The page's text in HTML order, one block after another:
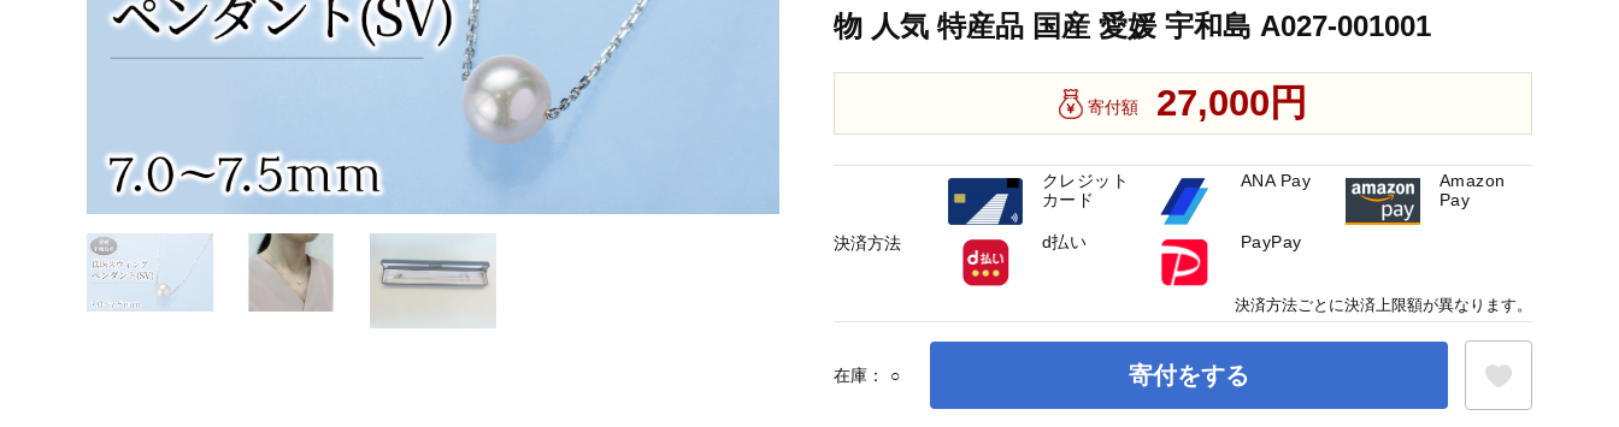
物 人気 特産品 国産 愛媛 宇和島 A027-001001
寄付額 27,000円
在庫： ○ 寄付をする
決済方法
クレジット
カード
ANA Pay
Amazon
Pay
d払い PayPay
決済方法ごとに決済上限額が異なります。